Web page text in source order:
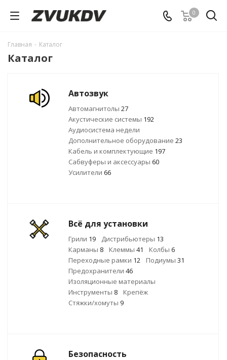
0
Главная - Каталог
Каталог
Автозвук
Автомагнитолы 27
Акустические системы 192
Аудиосистема недели
Дополнительное оборудование 23
Кабель и комплектующие 197
Сабвуферы и аксессуары 60
Усилители 66
Всё для установки
Грили 19 Дистрибьютеры 13
Карманы 8 Клеммы 41 Колбы 6
Переходные рамки 12 Подиумы 31
Предохранители 46
Изоляционные материалы
Инструменты 8
Крепёж
Стяжки/хомуты 9
Безопасность